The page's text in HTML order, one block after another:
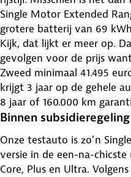
Single Motor Extended
grotere batterij van 69
Kijk, dat lijkt er meer op.
gevolgen voor de prijs
Zweed minimaal 41.495
krijgt 3 jaar op de gehele
8 jaar of 160.000 km
Binnen subsidieregeling
Onze testauto is zo’n
versie in de een-na-
Core, Plus en Ultra.